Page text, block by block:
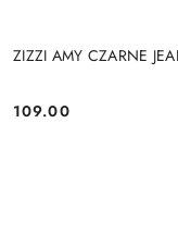
ZIZZI AMY CZARNE
Cena:
109.00